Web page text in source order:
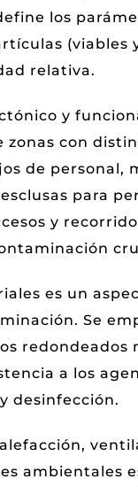
los
(viables
relativa.
y
con
de personal,
para
y
es un
Se
redondeados
a los
desinfección.
ambientales